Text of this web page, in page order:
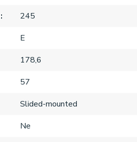
245
E
178,6
57
Slided-mounted
Ne